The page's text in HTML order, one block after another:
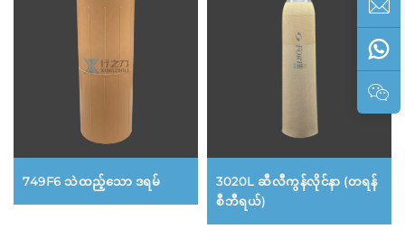
749F6 သဲထည့်သော ဒရမ်
3020L ဆီလီကွန်လိုင်နာ (တရန်
စီဘီရယ်)